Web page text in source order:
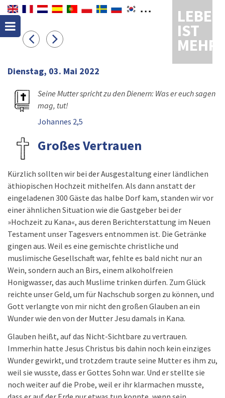
LEBEN
IST
MEHR
Dienstag, 03. Mai 2022
Seine Mutter spricht zu den Dienern: Was er euch sagen
mag, tut!
Johannes 2,5
Großes Vertrauen
Kürzlich sollten wir bei der Ausgestaltung einer ländlichen
äthiopischen Hochzeit mithelfen. Als dann anstatt der
eingeladenen 300 Gäste das halbe Dorf kam, standen wir vor
einer ähnlichen Situation wie die Gastgeber bei der
»Hochzeit zu Kana«, aus deren Berichterstattung im Neuen
Testament unser Tagesvers entnommen ist. Die Getränke
gingen aus. Weil es eine gemischte christliche und
muslimische Gesellschaft war, fehlte es bald nicht nur an
Wein, sondern auch an Birs, einem alkoholfreien
Honigwasser, das auch Muslime trinken dürfen. Zum Glück
reichte unser Geld, um für Nachschub sorgen zu können, und
Gott verlangte von mir nicht den großen Glauben an ein
Wunder wie den von der Mutter Jesu damals in Kana.
Glauben heißt, auf das Nicht-Sichtbare zu vertrauen.
Immerhin hatte Jesus Christus bis dahin noch kein einziges
Wunder gewirkt, und trotzdem traute seine Mutter es ihm zu,
weil sie wusste, dass er Gottes Sohn war. Und er stellte sie
noch weiter auf die Probe, weil er ihr klarmachen musste,